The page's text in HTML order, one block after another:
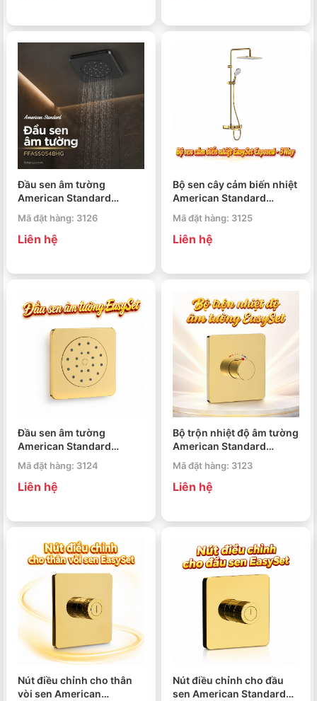
Đầu sen âm tường
American Standard
FFASS054BHG EasySet
Mã đặt hàng: 3126
Liên hệ
Bộ sen cây cảm biến nhiệt
American Standard
EasySet Exposed 3Way
WF-4956CS
Mã đặt hàng: 3125
Liên hệ
Đầu sen âm tường
American Standard
EasySet FFASS054CS
Mã đặt hàng: 3124
Liên hệ
Bộ trộn nhiệt độ âm tường
American Standard
EasySet FFAS0930CS
Mã đặt hàng: 3123
Liên hệ
Nút điều chỉnh cho thân
vòi sen American
Nút điều chỉnh cho đầu
sen American Standard